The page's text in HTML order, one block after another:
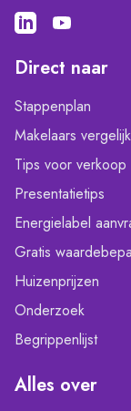
Direct naar
Stappenplan
Makelaars
Tips voor verkoop
Presentatietips
Energielabel
Gratis
Huizenprijzen
Onderzoek
Begrippenlijst
Alles over